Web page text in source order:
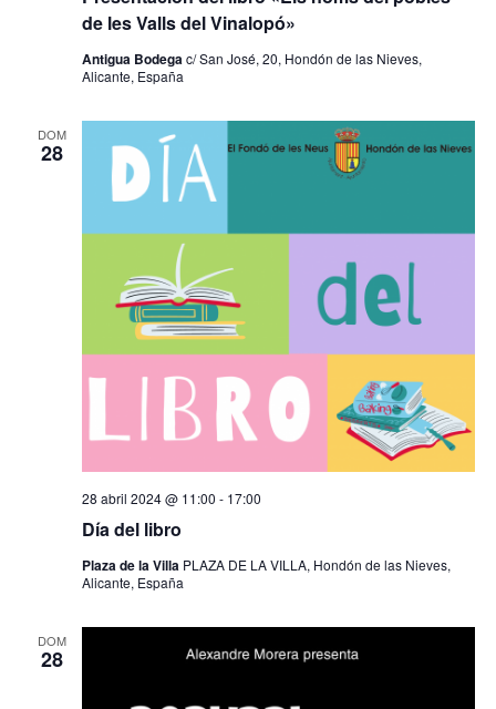
de les Valls del Vinalopó»
Antigua Bodegac/ San José, 20, Hondón de las Nieves,
Alicante, España
DOM
28
Día del libro
28 abril 2024 @ 11:00 - 17:00
Plaza de la Villa PLAZA DE LA VILLA, Hondón de las Nieves,
Alicante, España
DOM
28